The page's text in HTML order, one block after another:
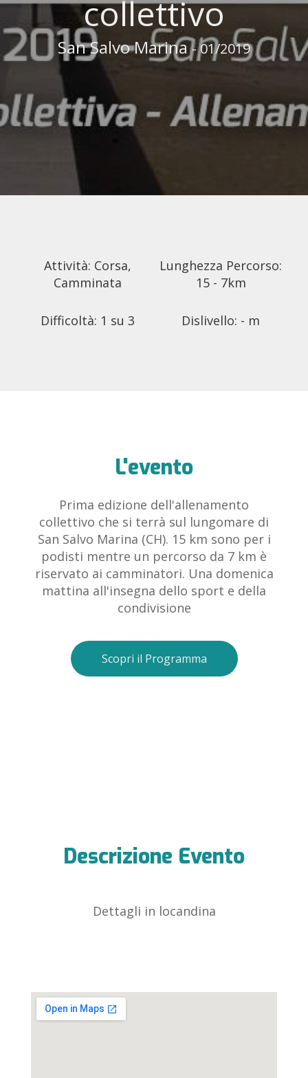
collettivo
San Salvo Marina- 01/2019
Attività: Corsa,
Camminata
Lunghezza Percorso:
15 - 7km
Difficoltà: 1 su 3 Dislivello: - m
L'evento
Prima edizione dell'allenamento
collettivo che si terrà sul lungomare di
San Salvo Marina (CH). 15 km sono per i
podisti mentre un percorso da 7 km è
riservato ai camminatori. Una domenica
mattina all'insegna dello sport e della
condivisione
Scopri il Programma
Descrizione Evento
Dettagli in locandina